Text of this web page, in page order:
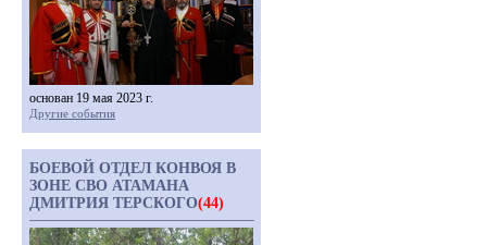
основан 19 мая 2023 г.
Другие события
БОЕВОЙ ОТДЕЛ КОНВОЯ В
ЗОНЕ СВО АТАМАНА
ДМИТРИЯ ТЕРСКОГО(44)